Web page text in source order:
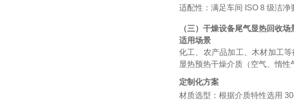
适配性：满足车间 ISO 8 级洁净
（三）干燥设备尾气显热回收场
适用场景
化工、农产品加工、木材加工
显热预热干燥介质（空气、惰性
定制化方案
材质选型：根据介质特性选用